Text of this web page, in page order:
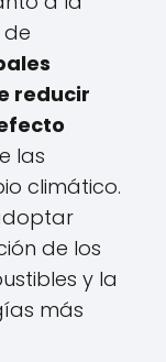
reducir
las
climático.
de los
y la
más